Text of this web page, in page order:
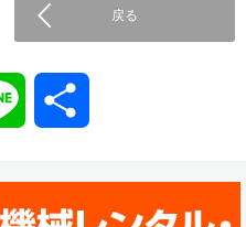
戻る
n